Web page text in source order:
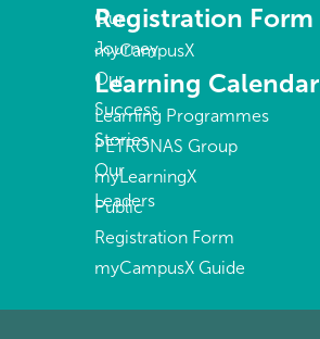
Our
Journey
Our
Success
Stories
Our
Leaders
Registration Form
myCampusX
Learning Calendar
Learning Programmes
PETRONAS Group
myLearningX
Public
Registration Form
myCampusX Guide